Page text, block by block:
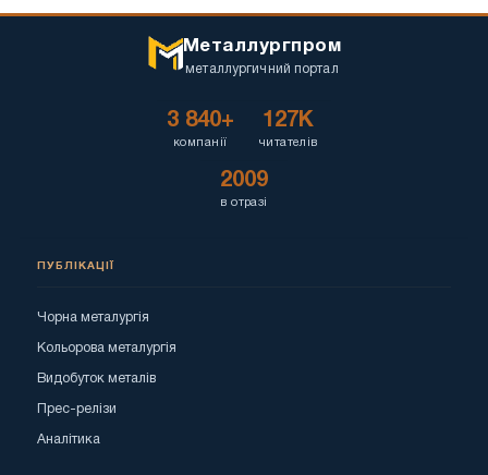
Металлургпром
металлургичний портал
3 840+
компанії
127K
читателів
2009
в отразі
ПУБЛІКАЦІЇ
Чорна металургія
Кольорова металургія
Видобуток металів
Прес-релізи
Аналітика